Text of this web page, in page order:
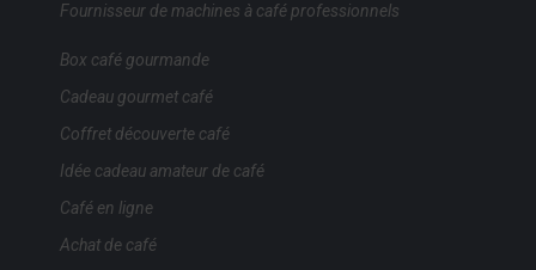
Fournisseur de machines à café professionnels
Box café gourmande
Cadeau gourmet café
Coffret découverte café
Idée cadeau amateur de café
Café en ligne
Achat de café